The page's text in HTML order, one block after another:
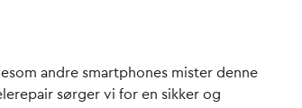
andre smartphones mister denne
sørger vi for en sikker og